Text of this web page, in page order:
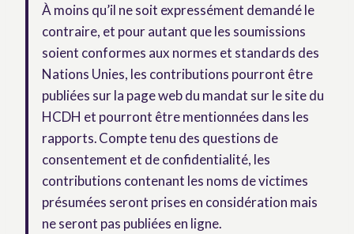
À moins qu’il ne soit expressément demandé le
contraire, et pour autant que les soumissions
soient conformes aux normes et standards des
Nations Unies, les contributions pourront être
publiées sur la page web du mandat sur le site du
HCDH et pourront être mentionnées dans les
rapports. Compte tenu des questions de
consentement et de confidentialité, les
contributions contenant les noms de victimes
présumées seront prises en considération mais
ne seront pas publiées en ligne.